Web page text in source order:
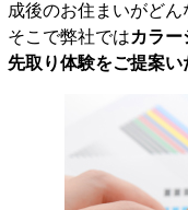
成後のお住まいがどん
そこで弊社ではカラ
先取り体験をご提案い